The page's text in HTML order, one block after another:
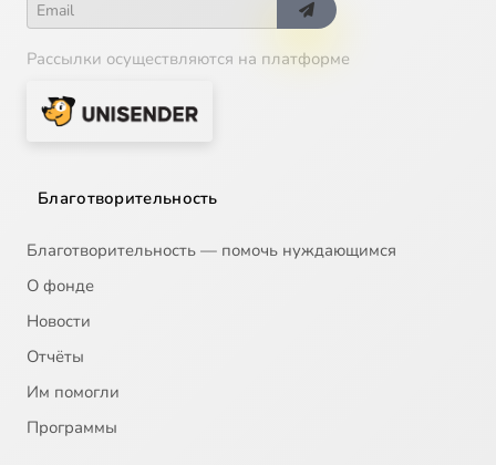
Рассылки осуществляются на платформе
Благотворительность
Благотворительность — помочь нуждающимся
О фонде
Новости
Отчёты
Им помогли
Программы